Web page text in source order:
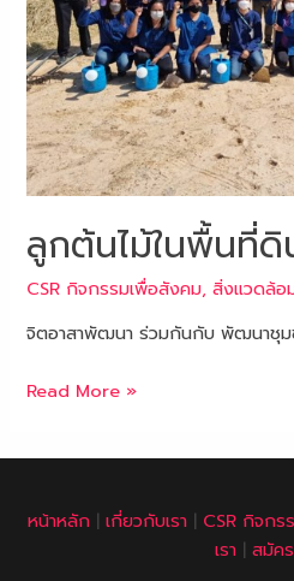
ลูกต้นไม้ในพื้นที่ดิ
CSR กิจกรรมเพื่อสังคม,สิ่งแวดล้อ
จิตอาสาพัฒนา ร่วมกันกับ พัฒนาชุ
Read More »
หน้าหลัก | เกี่ยวกับเรา | CSR กิจกร
เรา | สมัค